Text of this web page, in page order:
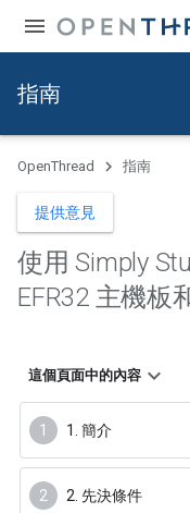
指南
OpenThread 指南
提供意見
使用 Simply
EFR32 主機板
這個頁面中的內容
1. 簡介
2. 先決條件